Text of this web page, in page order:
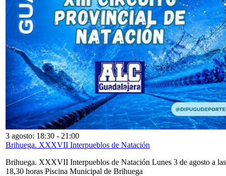
3 agosto: 18:30 - 21:00
Brihuega. XXXVII Interpueblos de Natación
Brihuega. XXXVII Interpueblos de Natación Lunes 3 de agosto a las
18,30 horas Piscina Municipal de Brihuega